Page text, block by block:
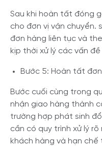
Sau khi hoàn tất đóng
cho đơn vị vận chuyển.
đơn hàng liên tục và
kịp thời xử lý các vấn
Bước 5: Hoàn tất
Bước cuối cùng trong
nhận giao hàng thành
trường hợp phát sinh
cần có quy trình xử lý
khách hàng và hạn